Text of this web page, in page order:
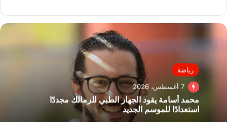
رياضة
7 أغسطس، 2026
محمد أسامة يقود الجهاز الطبي للزمالك مجددًا
استعدادًا للموسم الجديد